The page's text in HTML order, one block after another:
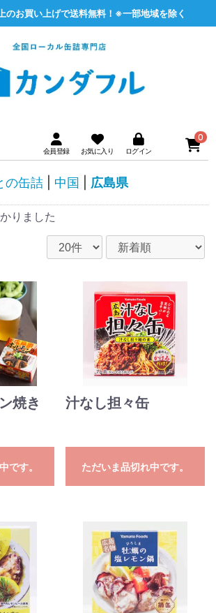
お買い上げで送料無料！※一部地域を除く
0
の缶詰 中国 広島県
りました
焼き
です。
汁なし担々缶
ただいま品切れ中です。